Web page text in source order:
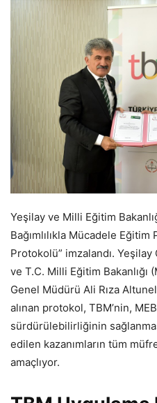
Yeşilay ve Milli Eğitim
Bağımlılıkla Mücadele
Protokolü” imzalandı.
ve T.C. Milli Eğitim Bakanlığı
Genel Müdürü Ali Rıza
alınan protokol, TBM’nin,
sürdürülebilirliğinin
edilen kazanımların tüm
amaçlıyor.